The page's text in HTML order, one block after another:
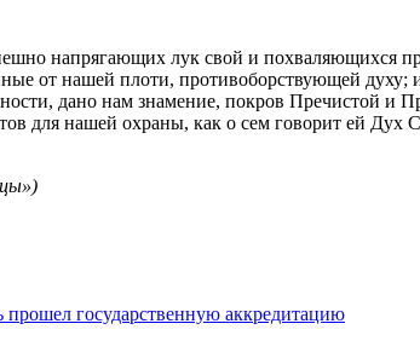
напрягающих лук свой и похваляющихся
от нашей плоти, противоборствующей
дано нам знамение, покров Пречистой
для нашей охраны, как о сем говорит ей Дух
государственную аккредитацию